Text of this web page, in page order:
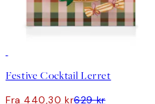
Festive Cocktail Lerret
Fra 440,30 kr629 kr